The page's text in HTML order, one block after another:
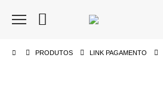
PRODUTOS LINK PAGAMENTO